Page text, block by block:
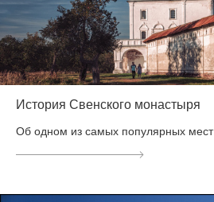
История Свенского монастыря
Об одном из самых популярных мест